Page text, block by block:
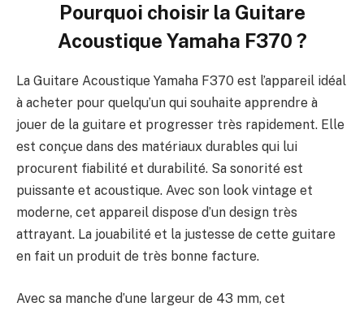
Pourquoi choisir la Guitare
Acoustique Yamaha F370 ?
La Guitare Acoustique Yamaha F370 est l’appareil idéal
à acheter pour quelqu’un qui souhaite apprendre à
jouer de la guitare et progresser très rapidement. Elle
est conçue dans des matériaux durables qui lui
procurent fiabilité et durabilité. Sa sonorité est
puissante et acoustique. Avec son look vintage et
moderne, cet appareil dispose d’un design très
attrayant. La jouabilité et la justesse de cette guitare
en fait un produit de très bonne facture.
Avec sa manche d’une largeur de 43 mm, cet